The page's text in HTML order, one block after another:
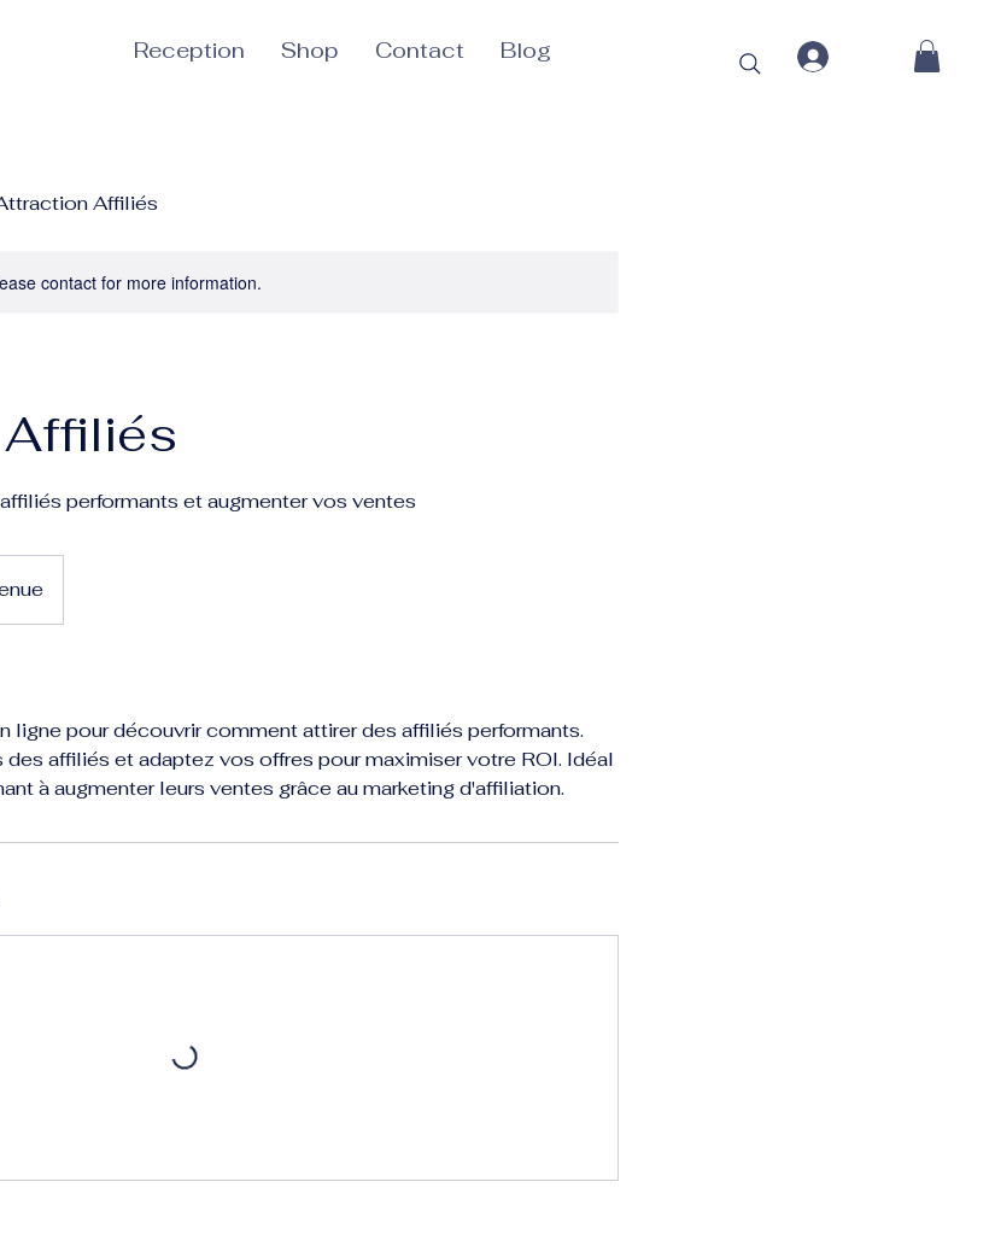
Reception Shop Contact Blog
Affiliés
contact for more information.
performants et augmenter vos ventes
ligne pour découvrir comment attirer des affiliés performants.
affiliés et adaptez vos offres pour maximiser votre ROI. Idéal
à augmenter leurs ventes grâce au marketing d'affiliation.